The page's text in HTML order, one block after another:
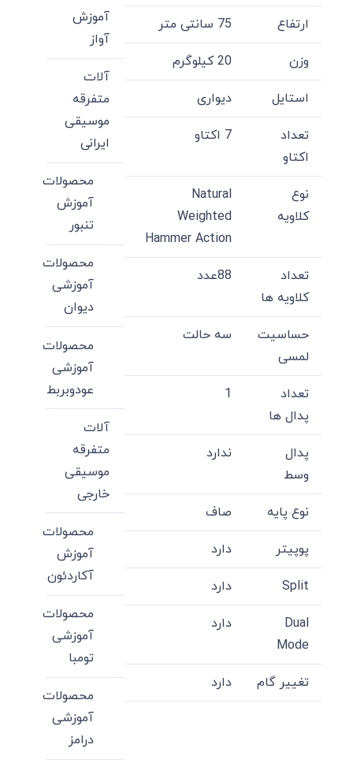
ارتفاع 75 سانتی متر
وزن 20 کیلو‌گرم
استایل دیواری
تعداد
اکتاو
7 اکتاو
نوع
کلاویه
Natural
Weighted
Hammer Action
تعداد
کلاویه ها
88عدد
حساسیت
لمسی
سه حالت
تعداد
پدال ها
1
پدال
وسط
ندارد
نوع پایه صاف
پوپیتر دارد
Split دارد
Dual
Mode
دارد
تغییر گام دارد
آموزش
آواز
آلات
متفرقه
موسیقی
ایرانی
محصولات
آموزش
تنبور
محصولات
آموزشی
دیوان
محصولات
آموزشی
عودوبربط
آلات
متفرقه
موسیقی
خارجی
محصولات
آموزش
آکاردئون
محصولات
آموزشی
تومبا
محصولات
آموزشی
درامز